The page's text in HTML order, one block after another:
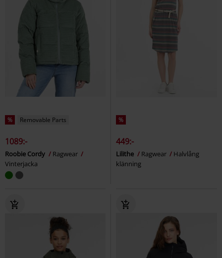
% Removable Parts
1089:-
Roobie Cordy
Ragwear
Vinterjacka
%
449:-
Lilithe Ragwear
Halvlång
klänning